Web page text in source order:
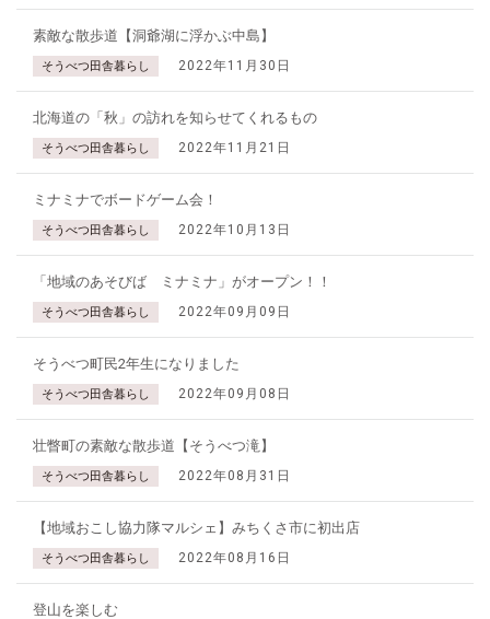
素敵な散歩道【洞爺湖に浮かぶ中島】
そうべつ田舎暮らし 2022年11月30日
北海道の「秋」の訪れを知らせてくれるもの
そうべつ田舎暮らし 2022年11月21日
ミナミナでボードゲーム会！
そうべつ田舎暮らし 2022年10月13日
「地域のあそびば ミナミナ」がオープン！！
そうべつ田舎暮らし 2022年09月09日
そうべつ町民2年生になりました
そうべつ田舎暮らし 2022年09月08日
壮瞥町の素敵な散歩道【そうべつ滝】
そうべつ田舎暮らし 2022年08月31日
【地域おこし協力隊マルシェ】みちくさ市に初出店
そうべつ田舎暮らし 2022年08月16日
登山を楽しむ